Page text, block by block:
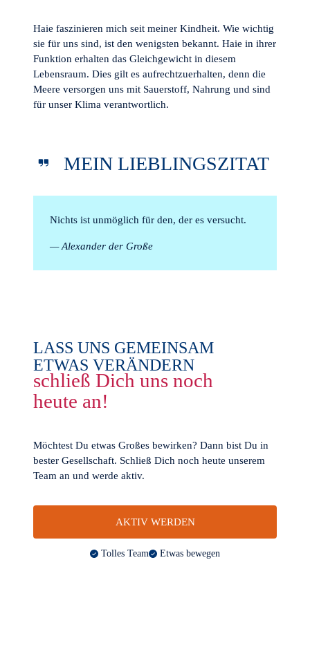
Haie faszinieren mich seit meiner Kindheit. Wie wichtig
sie für uns sind, ist den wenigsten bekannt. Haie in ihrer
Funktion erhalten das Gleichgewicht in diesem
Lebensraum. Dies gilt es aufrechtzuerhalten, denn die
Meere versorgen uns mit Sauerstoff, Nahrung und sind
für unser Klima verantwortlich.
MEIN LIEBLINGSZITAT
Nichts ist unmöglich für den, der es versucht.
— Alexander der Große
LASS UNS GEMEINSAM
ETWAS VERÄNDERN
schließ Dich uns noch
heute an!
Möchtest Du etwas Großes bewirken? Dann bist Du in
bester Gesellschaft. Schließ Dich noch heute unserem
Team an und werde aktiv.
AKTIV WERDEN
Tolles Team Etwas bewegen